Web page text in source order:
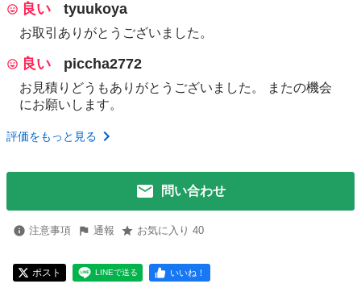
良い tyuukoya
お取引ありがとうございました。
良い piccha2772
お見積りどうもありがとうございました。 またの機会
にお願いします。
評価をもっと見る
問い合わせ
注意事項 通報 お気に入り 40
ポスト LINEで送る いいね！